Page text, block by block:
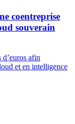
coentreprise
souverain
afin
et en intelligence